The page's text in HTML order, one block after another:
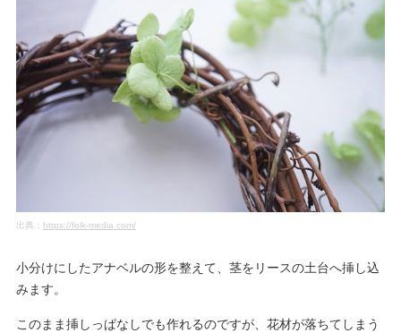
出典： https://folk-media.com/
小分けにしたアナベルの形を整えて、茎をリースの土台へ挿し込
みます。
このまま挿しっぱなしでも作れるのですが、花材が落ちてしまう